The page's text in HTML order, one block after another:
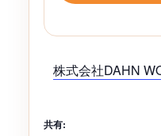
株式会社DAHN
共有: